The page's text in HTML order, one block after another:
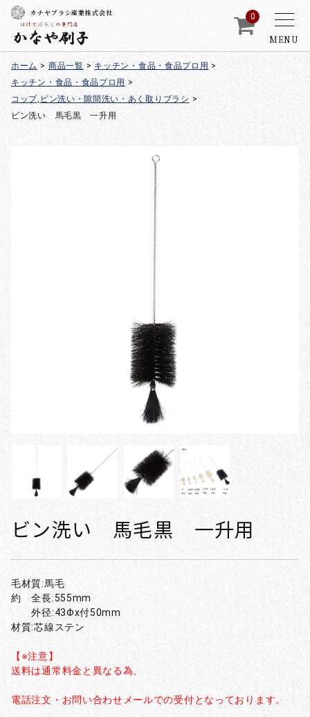
MENU
カナヤブラシ産業株式会社 0
ホーム > 商品一覧 > キッチン・食品・食品プロ用 >
キッチン・食品・食品プロ用 >
コップ,ビン洗い・隙間洗い・あく取りブラシ >
ビン洗い 馬毛黒 一升用
ビン洗い 馬毛黒 一升用
毛材質:馬毛
約 全長:555mm
外径:43Φx付50mm
材質:芯線ステン
【※注意】
送料は通常料金と異なる為、
電話注文・お問い合わせメールでの受付となっております。